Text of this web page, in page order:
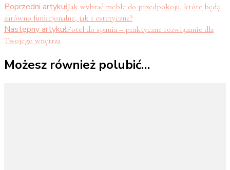
Poprzedni artykułJak wybrać meble do przedpokoju, które będą
zarówno funkcjonalne, jak i estetyczne?
Następny artykułFotel do spania – praktyczne rozwiązanie dla
Twojego wnętrza
Możesz również polubić…